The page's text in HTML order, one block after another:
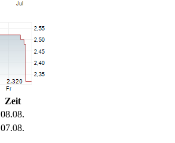
Zeit
08.08.
07.08.